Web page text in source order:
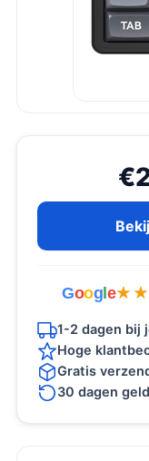
Goog e
1-2 dagen bij
Hoge
Gratis
30 dagen